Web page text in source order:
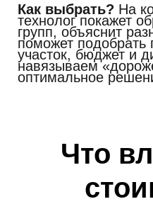
Как выбрать? На
технолог покажет
групп, объяснит
поможет
участок, бюджет и
навязываем
оптимальное
Что